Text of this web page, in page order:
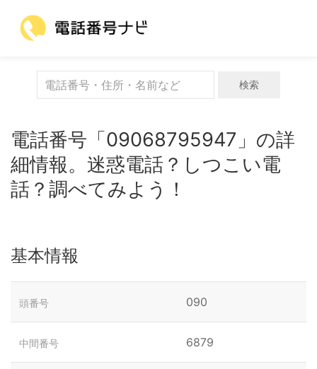
検索
電話番号「09068795947」の詳
細情報。迷惑電話？しつこい電
話？調べてみよう！
基本情報
頭番号 090
中間番号 6879